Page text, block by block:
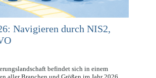
Navigieren durch NIS2,